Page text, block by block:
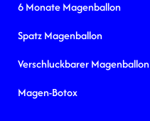
6 Monate Magenballon
Spatz Magenballon
Verschluckbarer Magenballon
Magen-Botox